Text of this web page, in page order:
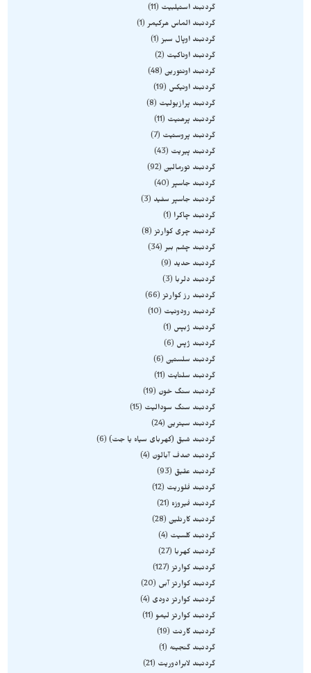
گردنبند استیلبیت
11
گردنبند الماس هرکیمر 1
گردنبند اوپال سبز 1
گردنبند اوناکیت
2
گردنبند اونتورین 48
گردنبند اونیکس
19
گردنبند پرازیولیت
8
گردنبند پرهنیت
11
گردنبند پروستیت
7
گردنبند پیریت
43
گردنبند تورمالین 92
گردنبند جاسپر 40
گردنبند جاسپر سفید
3
گردنبند چاکرا
1
گردنبند چری کوارتز 8
گردنبند چشم ببر 34
گردنبند حدید
9
گردنبند دلربا
3
گردنبند رز کوارتز 66
گردنبند رودونیت
10
گردنبند ژبپس
1
گردنبند ژپس
6
گردنبند سلستین 6
گردنبند سلنایت
11
گردنبند سنگ خون
19
گردنبند سنگ سودالیت
15
گردنبند سیترین 24
گردنبند شبق (کهربای سیاه یا جت) 6
گردنبند صدف آبالون
4
گردنبند عقیق
93
گردنبند فلوریت
12
گردنبند فیروزه
21
گردنبند کارنلین 28
گردنبند کلسیت
4
گردنبند کهربا
27
گردنبند کوارتز 127
گردنبند کوارتز آبی
20
گردنبند کوارتز دودی
4
گردنبند کوارتز لیمو 11
گردنبند گارنت
19
گردنبند گنجینه
1
گردنبند لابرادوریت
21